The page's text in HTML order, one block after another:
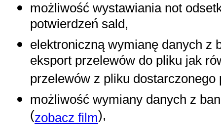
możliwość wystawiania not
potwierdzeń sald,
elektroniczną wymianę danych z
eksport przelewów do pliku jak
przelewów z pliku dostarczonego
możliwość wymiany danych z
(zobacz film),